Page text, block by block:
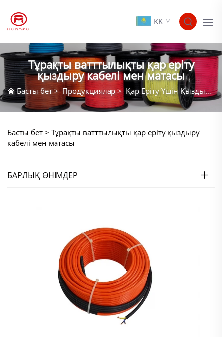
KK
Тұрақты ватттылықты қар еріту
қыздыру кабелі мен матасы
Басты бет>Продукциялар> Қар Еріту Үшін Қыздыру Кабелі Мен Матасы
Басты бет > Тұрақты ватттылықты қар еріту қыздыру
кабелі мен матасы
БАРЛЫҚ ӨНІМДЕР